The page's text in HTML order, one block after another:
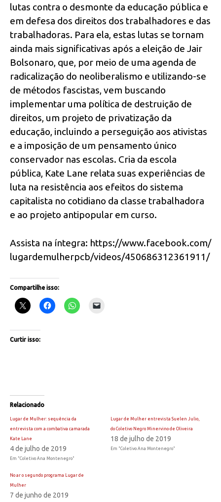
lutas contra o desmonte da educação pública e
em defesa dos direitos dos trabalhadores e das
trabalhadoras. Para ela, estas lutas se tornam
ainda mais significativas após a eleição de Jair
Bolsonaro, que, por meio de uma agenda de
radicalização do neoliberalismo e utilizando-se
de métodos fascistas, vem buscando
implementar uma política de destruição de
direitos, um projeto de privatização da
educação, incluindo a perseguição aos ativistas
e a imposição de um pensamento único
conservador nas escolas. Cria da escola
pública, Kate Lane relata suas experiências de
luta na resistência aos efeitos do sistema
capitalista no cotidiano da classe trabalhadora
e ao projeto antipopular em curso.
Assista na íntegra: https://www.facebook.com/
lugardemulherpcb/videos/450686312361911/
Compartilhe isso:
Curtir isso:
Relacionado
Lugar de Mulher: sequência da
entrevista com a combativa camarada
Kate Lane
4 de julho de 2019
Em "Coletivo Ana Montenegro"
Lugar de Mulher entrevista Suelen Julio,
do Coletivo Negro Minervino de Oliveira
18 de julho de 2019
Em "Coletivo Ana Montenegro"
No ar o segundo programa Lugar de
Mulher
7 de junho de 2019